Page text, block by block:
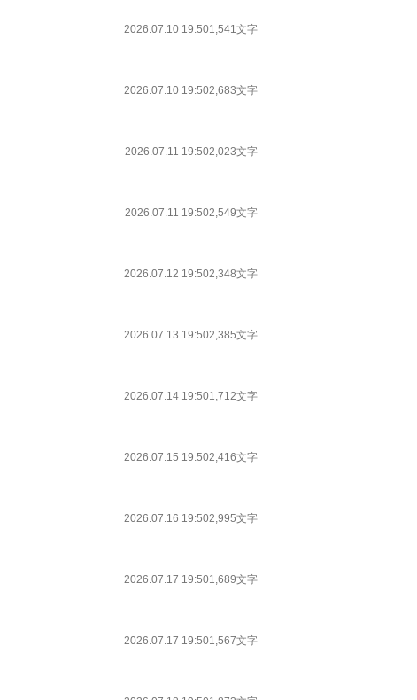
2026.07.10 19:501,541文字
2026.07.10 19:502,683文字
2026.07.11 19:502,023文字
2026.07.11 19:502,549文字
2026.07.12 19:502,348文字
2026.07.13 19:502,385文字
2026.07.14 19:501,712文字
2026.07.15 19:502,416文字
2026.07.16 19:502,995文字
2026.07.17 19:501,689文字
2026.07.17 19:501,567文字